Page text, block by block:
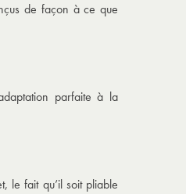
de façon à ce que
parfaite à la
le fait qu’il soit pliable